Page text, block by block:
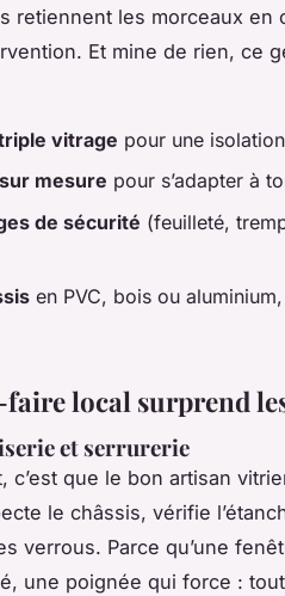
retiennent les morceaux en
Et mine de rien, ce
vitrage pour une
mesure pour s’adapter à
de sécurité (feuilleté,
en PVC, bois ou
local surprend
et serrurerie
c’est que le bon artisan
le châssis, vérifie
verrous. Parce qu’une
une poignée qui force :